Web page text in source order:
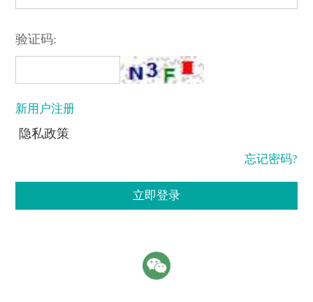
验证码:
新用户注册
隐私政策
忘记密码?
立即登录